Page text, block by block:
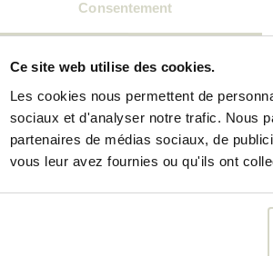
Consentement
Ce site web utilise des cookies.
Les cookies nous permettent de
sociaux et d'analyser notre trafic. Nous
partenaires de médias sociaux, de
vous leur avez fournies ou qu'ils ont
Bloomingville Mini